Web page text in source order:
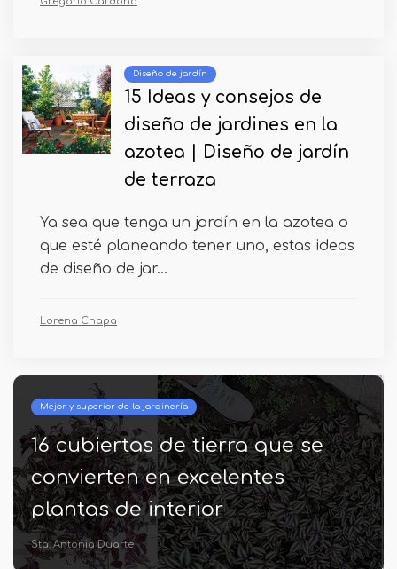
Diseño de jardín
15 Ideas y consejos de
diseño de jardines en la
azotea | Diseño de jardín
de terraza
Ya sea que tenga un jardín en la azotea o
que esté planeando tener uno, estas ideas
de diseño de jar...
Lorena Chapa
Mejor y superior de la jardinería
16 cubiertas de tierra que se
convierten en excelentes
plantas de interior
Sta. Antonia Duarte